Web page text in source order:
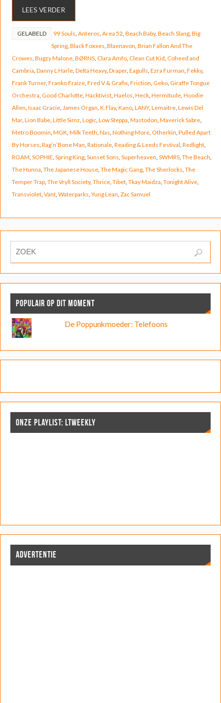
LEES VERDER
GELABELD 99 Souls Anteros Area 52 Beach Baby, Beach Slang, Big
Spring, Black Foxxes Blaenavon Brian Fallon And The
Crowes Bugzy Malone, BØRNS, Clara Amfo, Clean Cut Kid Coheed and
Cambria Danny L Harle, Delta Heavy, Draper, Eagulls Ezra Furman Fekky,
Frank Turner, Franko Fraize, Fred V & Grafix, Friction Geko, Giraffe Tongue
Orchestra Good Charlotte, Hacktivist, Haelos Heck, Hermitude, Hoodie
Allen Isaac Gracie, James Organ K.Flay, Kano, LANY, Lemaitre, Lewis Del
Mar, Lion Babe, Little Simz Logic, Low Steppa Mastodon Maverick Sabre,
Metro Boomin MGK Milk Teeth Nas Nothing More, Otherkin Pulled Apart
By Horses Rag’n’Bone Man Rationale, Reading & Leeds Festival Redlight,
ROAM SOPHIE Spring King, Sunset Sons Superheaven SWMRS, The Beach
The Hunna The Japanese House, The Magic Gang, The Sherlocks The
Temper Trap, The Vryll Society, Thrice, Tibet, Tkay Maidza Tonight Alive,
Transviolet, Vant, Waterparks Yung Lean Zac Samuel
POPULAIR OP DIT MOMENT
De Poppunkmoeder: Telefoons
ONZE PLAYLIST: LTWEEKLY
ADVERTENTIE